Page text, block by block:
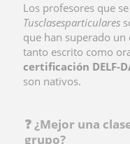
Los profesores que
Tusclasesparticulares
que han superado un
tanto escrito como
certificación DELF-
son nativos.
❓ ¿Mejor una
grupo?